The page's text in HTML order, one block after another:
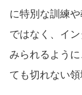
に特別な訓練
ではなく、イ
みられるよう
ても切れない領